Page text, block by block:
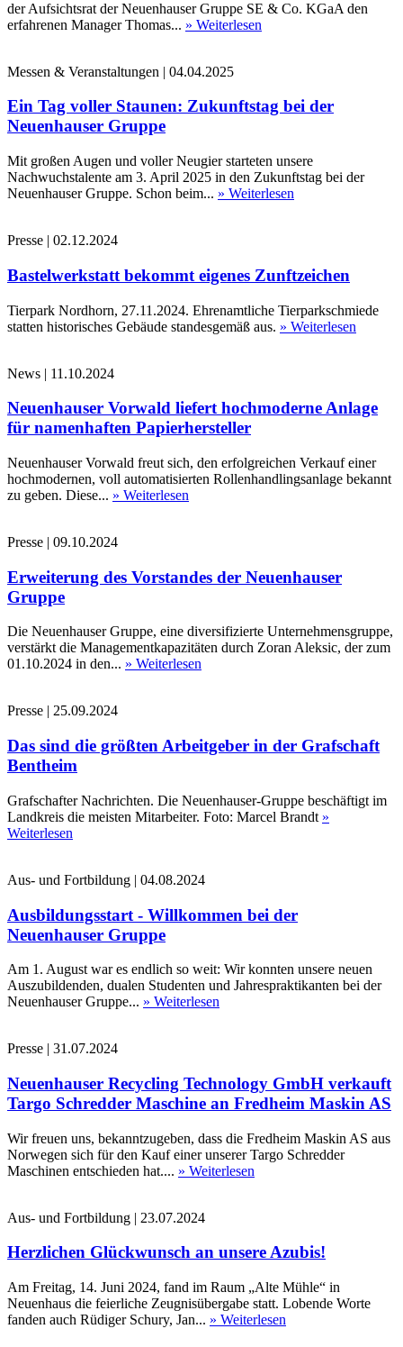
der Aufsichtsrat der Neuenhauser Gruppe SE & Co. KGaA den
erfahrenen Manager Thomas... » Weiterlesen
Messen & Veranstaltungen | 04.04.2025
Ein Tag voller Staunen: Zukunftstag bei der
Neuenhauser Gruppe
Mit großen Augen und voller Neugier starteten unsere
Nachwuchstalente am 3. April 2025 in den Zukunftstag bei der
Neuenhauser Gruppe. Schon beim... » Weiterlesen
Presse | 02.12.2024
Bastelwerkstatt bekommt eigenes Zunftzeichen
Tierpark Nordhorn, 27.11.2024. Ehrenamtliche Tierparkschmiede
statten historisches Gebäude standesgemäß aus. » Weiterlesen
News | 11.10.2024
Neuenhauser Vorwald liefert hochmoderne Anlage
für namenhaften Papierhersteller
Neuenhauser Vorwald freut sich, den erfolgreichen Verkauf einer
hochmodernen, voll automatisierten Rollenhandlingsanlage bekannt
zu geben. Diese... » Weiterlesen
Presse | 09.10.2024
Erweiterung des Vorstandes der Neuenhauser
Gruppe
Die Neuenhauser Gruppe, eine diversifizierte Unternehmensgruppe,
verstärkt die Managementkapazitäten durch Zoran Aleksic, der zum
01.10.2024 in den... » Weiterlesen
Presse | 25.09.2024
Das sind die größten Arbeitgeber in der Grafschaft
Bentheim
Grafschafter Nachrichten. Die Neuenhauser-Gruppe beschäftigt im
Landkreis die meisten Mitarbeiter. Foto: Marcel Brandt »
Weiterlesen
Aus- und Fortbildung | 04.08.2024
Ausbildungsstart - Willkommen bei der
Neuenhauser Gruppe
Am 1. August war es endlich so weit: Wir konnten unsere neuen
Auszubildenden, dualen Studenten und Jahrespraktikanten bei der
Neuenhauser Gruppe... » Weiterlesen
Presse | 31.07.2024
Neuenhauser Recycling Technology GmbH verkauft
Targo Schredder Maschine an Fredheim Maskin AS
Wir freuen uns, bekanntzugeben, dass die Fredheim Maskin AS aus
Norwegen sich für den Kauf einer unserer Targo Schredder
Maschinen entschieden hat.... » Weiterlesen
Aus- und Fortbildung | 23.07.2024
Herzlichen Glückwunsch an unsere Azubis!
Am Freitag, 14. Juni 2024, fand im Raum „Alte Mühle“ in
Neuenhaus die feierliche Zeugnisübergabe statt. Lobende Worte
fanden auch Rüdiger Schury, Jan... » Weiterlesen